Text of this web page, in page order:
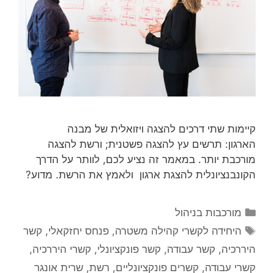
קיימות שתי דרכים להצגה ויזואלית של מבנה
הארגון: תרשים עץ להצגה פשטנית; ורשת להצגה
מורכבת יותר. במאמר זה נציע לכם, לוותר על הדרך
הקונבנציונלית להצגת ארגון ולאמץ את הרשת. מדוע?
קטגוריות
מורכבות בניהול
תגיות
היחידה לקשרי קהילה משטרה,פנחס יחזקאלי, קשר
היררכיה, קשר עבודה, קשר פונקציונלי, קשרי היררכיה,
קשרי עבודה, קשרים פונקציונליים, רשת, שרית אונגר